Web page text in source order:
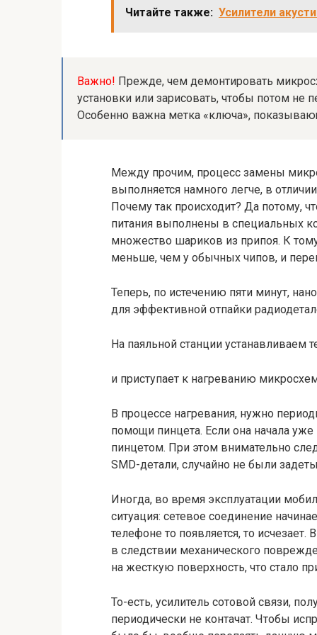
Читайте также: Усилители
Важно! Прежде, чем демонтировать
установки или зарисовать, чтобы потом не
Особенно важна метка «ключа»,
Между прочим, процесс замены
выполняется намного легче, в
Почему так происходит? Да потому,
питания выполнены в специальных
множество шариков из припоя. К
меньше, чем у обычных чипов, и
Теперь, по истечению пяти минут,
для эффективной отпайки
На паяльной станции устанавливаем
и приступает к нагреванию
В процессе нагревания, нужно
помощи пинцета. Если она начала
пинцетом. При этом внимательно
SMD-детали, случайно не были
Иногда, во время эксплуатации
ситуация: сетевое соединение
телефоне то появляется, то
в следствии механического
на жесткую поверхность, что стало
То-есть, усилитель сотовой связи,
периодически не контачат. Чтобы